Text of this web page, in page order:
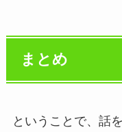
まとめ
ということで、話